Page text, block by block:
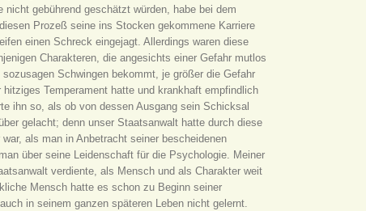
gebührend geschätzt würden, habe bei dem
Prozeß seine ins Stocken gekommene Karriere
einen Schreck eingejagt. Allerdings waren diese
Charakteren, die angesichts einer Gefahr mutlos
Schwingen bekommt, je größer die Gefahr
Temperament hatte und krankhaft empfindlich
ihn so, als ob von dessen Ausgang sein Schicksal
gelacht; denn unser Staatsanwalt hatte durch diese
als man in Anbetracht seiner bescheidenen
über seine Leidenschaft für die Psychologie. Meiner
verdiente, als Mensch und als Charakter weit
Mensch hatte es schon zu Beginn seiner
in seinem ganzen späteren Leben nicht gelernt.